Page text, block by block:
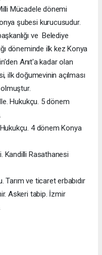
Mücadele dönemi
şubesi kurucusudur.
ve Belediye
döneminde ilk kez Konya
Anıt'a kadar olan
ilk doğumevinin açılması
Hukukçu. 5 dönem
4 dönem Konya
Kandilli Rasathanesi
Tarım ve ticaret erbabıdır
Askeri tabip. İzmir